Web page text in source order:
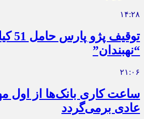
۱۴:۲۸
توقيف
“نهبندان”
۲۱:۰۶
ساعت کاری بانک‌ها از اول
عادی برمی‌گردد